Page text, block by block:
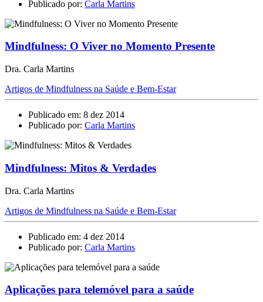
Publicado por: Carla Martins
Mindfulness: O Viver no Momento Presente
Dra. Carla Martins
Artigos de Mindfulness na Saúde e Bem-Estar
Publicado em: 8 dez 2014
Publicado por: Carla Martins
Mindfulness: Mitos & Verdades
Dra. Carla Martins
Artigos de Mindfulness na Saúde e Bem-Estar
Publicado em: 4 dez 2014
Publicado por: Carla Martins
Aplicações para telemóvel para a saúde